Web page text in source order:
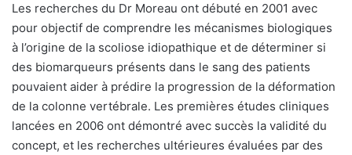
Les recherches du Dr Moreau ont débuté en 2001 avec
pour objectif de comprendre les mécanismes biologiques
à l’origine de la scoliose idiopathique et de déterminer si
des biomarqueurs présents dans le sang des patients
pouvaient aider à prédire la progression de la déformation
de la colonne vertébrale. Les premières études cliniques
lancées en 2006 ont démontré avec succès la validité du
concept, et les recherches ultérieures évaluées par des